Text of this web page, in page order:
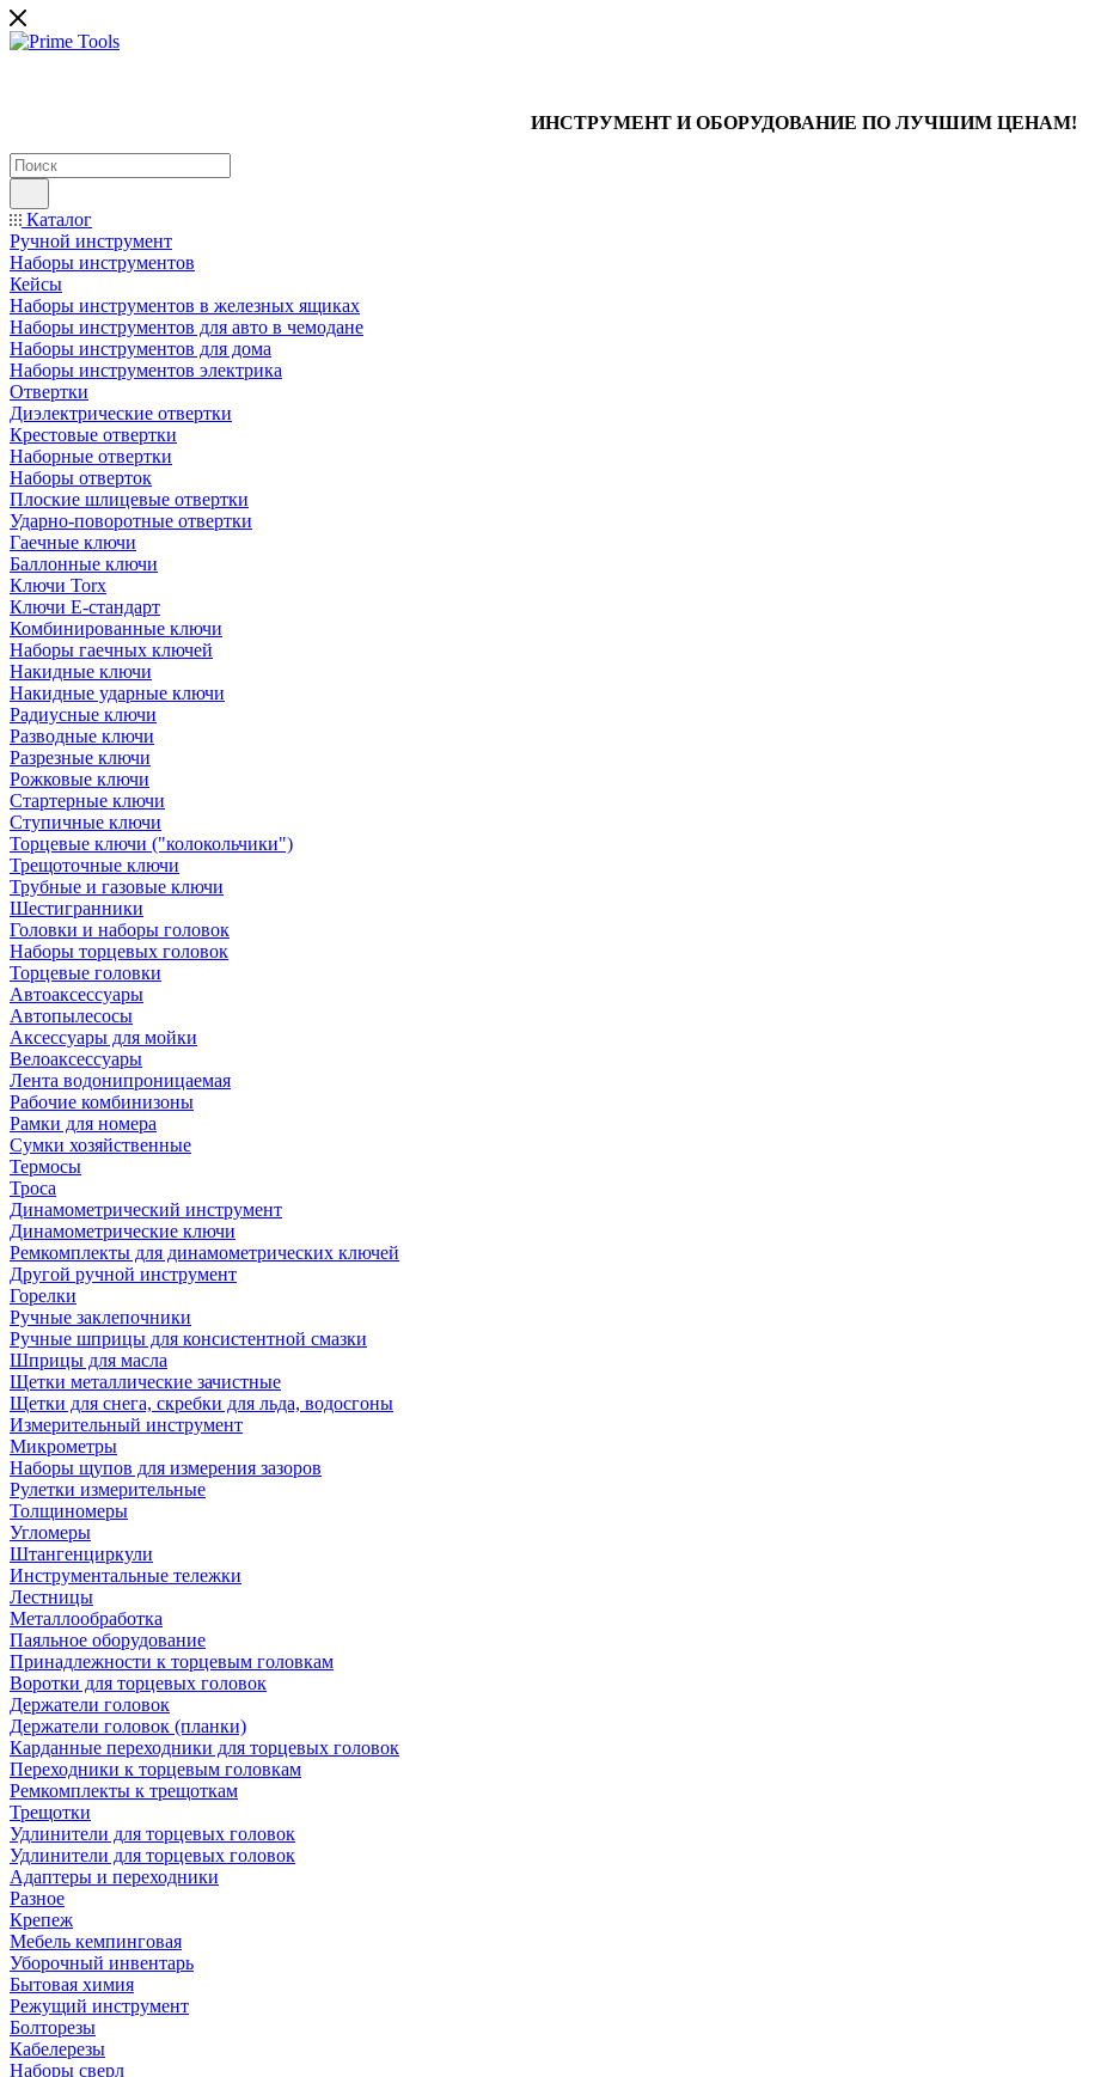
ИНСТРУМЕНТ И ОБОРУДОВАНИЕ ПО ЛУЧШИМ ЦЕНАМ!
Каталог
Ручной инструмент
Наборы инструментов
Кейсы
Наборы инструментов в железных ящиках
Наборы инструментов для авто в чемодане
Наборы инструментов для дома
Наборы инструментов электрика
Отвертки
Диэлектрические отвертки
Крестовые отвертки
Наборные отвертки
Наборы отверток
Плоские шлицевые отвертки
Ударно-поворотные отвертки
Гаечные ключи
Баллонные ключи
Ключи Torx
Ключи Е-стандарт
Комбинированные ключи
Наборы гаечных ключей
Накидные ключи
Накидные ударные ключи
Радиусные ключи
Разводные ключи
Разрезные ключи
Рожковые ключи
Стартерные ключи
Ступичные ключи
Торцевые ключи ("колокольчики")
Трещоточные ключи
Трубные и газовые ключи
Шестигранники
Головки и наборы головок
Наборы торцевых головок
Торцевые головки
Автоаксессуары
Автопылесосы
Аксессуары для мойки
Велоаксессуары
Лента водонипроницаемая
Рабочие комбинизоны
Рамки для номера
Сумки хозяйственные
Термосы
Троса
Динамометрический инструмент
Динамометрические ключи
Ремкомплекты для динамометрических ключей
Другой ручной инструмент
Горелки
Ручные заклепочники
Ручные шприцы для консистентной смазки
Шприцы для масла
Щетки металлические зачистные
Щетки для снега, скребки для льда, водосгоны
Измерительный инструмент
Микрометры
Наборы щупов для измерения зазоров
Рулетки измерительные
Толщиномеры
Угломеры
Штангенциркули
Инструментальные тележки
Лестницы
Металлообработка
Паяльное оборудование
Принадлежности к торцевым головкам
Воротки для торцевых головок
Держатели головок
Держатели головок (планки)
Карданные переходники для торцевых головок
Переходники к торцевым головкам
Ремкомплекты к трещоткам
Трещотки
Удлинители для торцевых головок
Удлинители для торцевых головок
Адаптеры и переходники
Разное
Крепеж
Мебель кемпинговая
Уборочный инвентарь
Бытовая химия
Режущий инструмент
Болторезы
Кабелерезы
Наборы сверл